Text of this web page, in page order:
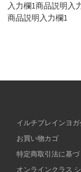
入力欄1商品説明入
商品説明入力欄1
イルチブレインヨガ
お買い物カゴ
特定商取引法に基
オンラインクラス